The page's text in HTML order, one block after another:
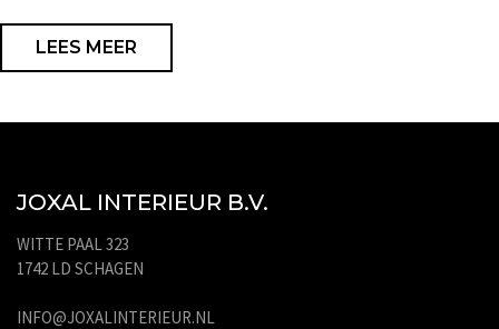
LEES MEER
JOXAL INTERIEUR B.V.
WITTE PAAL 323
1742 LD SCHAGEN
INFO@JOXALINTERIEUR.NL